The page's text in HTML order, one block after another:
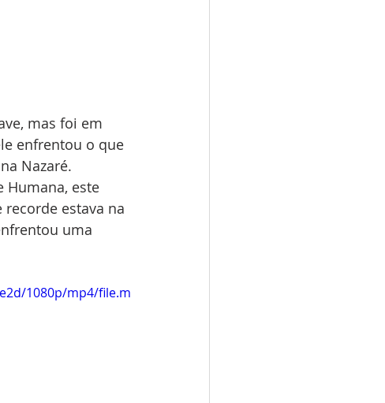
mas foi em
enfrentou o que
Nazaré.
Humana, este
estava na
uma
1080p/mp4/file.m